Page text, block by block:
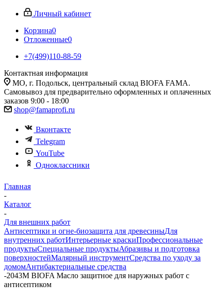
Личный кабинет
Корзина0
Отложенные0
+7(499)110-88-59
Контактная информация
МО, г. Подольск, центральный склад BIOFA FAMA.
Самовывоз для предварительно оформленных и оплаченных
заказов 9:00 - 18:00
shop@famaprofi.ru
Вконтакте
Telegram
YouTube
Одноклассники
Главная
-
Каталог
-
Для внешних работ
Антисептики и огне-биозащита для древесиныДля
внутренних работИнтерьерные краскиПрофессиональные
продуктыСпециальные продуктыАбразивы и подготовка
поверхностейМалярный инструментСредства по уходу за
домомАнтибактериальные средства
-2043M BIOFA Масло защитное для наружных работ с
антисептиком